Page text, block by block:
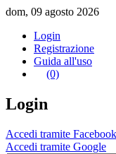
dom, 09 agosto 2026
Login
Registrazione
Guida all'uso
(0)
Login
Accedi tramite Facebook
Accedi tramite Google